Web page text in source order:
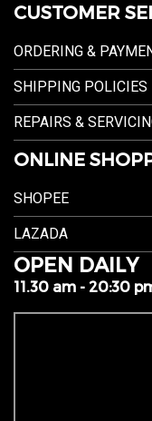
CUSTOMER
ORDERING &
SHIPPING POLICIES
REPAIRS &
ONLINE
SHOPEE
LAZADA
OPEN DAILY
11.30 am - 20:30